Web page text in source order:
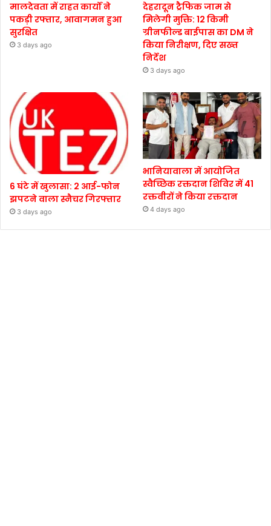
मालदेवता में राहत कार्यों ने
पकड़ी रफ्तार, आवागमन हुआ
सुरक्षित
3 days ago
देहरादून ट्रैफिक जाम से
मिलेगी मुक्ति: 12 किमी
ग्रीनफील्ड बाईपास का DM ने
किया निरीक्षण, दिए सख्त
निर्देश
3 days ago
6 घंटे में खुलासा: 2 आई-फोन
झपटने वाला स्नैचर गिरफ्तार
3 days ago
भानियावाला में आयोजित
स्वैच्छिक रक्तदान शिविर में 41
रक्तवीरों ने किया रक्तदान
4 days ago